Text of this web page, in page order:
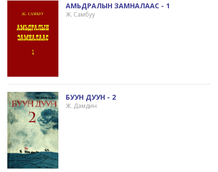
АМЬДРАЛЫН ЗАМНАЛААС - 1
Ж. Самбуу
БУУН ДУУН - 2
Ж. Дамдин